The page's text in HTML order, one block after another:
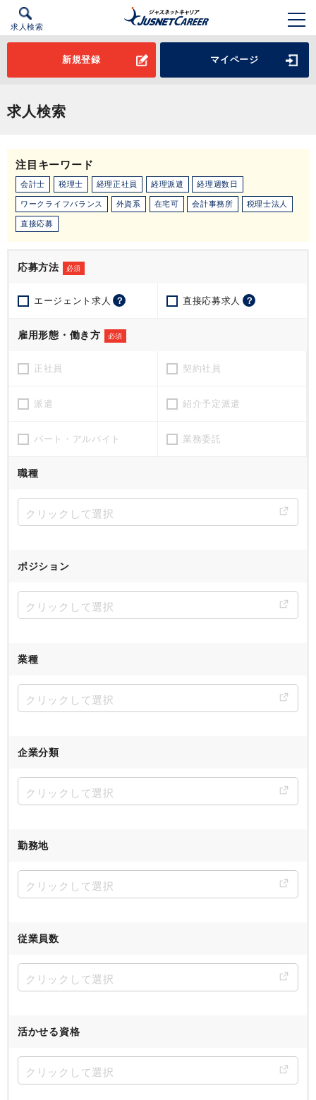
求人検索
新規登録 マイページ
求人検索
注目キーワード
会計士 税理士 経理正社員 経理派遣 経理週数日
ワークライフバランス 外資系 在宅可 会計事務所 税理士法人
直接応募
応募方法 必須
エージェント求人 ？ 直接応募求人 ？
雇用形態・働き方 必須
正社員 契約社員
派遣 紹介予定派遣
パート・アルバイト 業務委託
職種
ポジション
業種
企業分類
勤務地
従業員数
活かせる資格